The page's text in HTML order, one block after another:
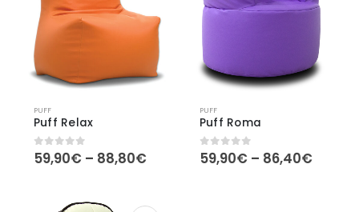
PUFF
Puff Relax
0out of 5
59,90€ – 88,80€Price
PUFF
Puff Roma
0out of 5
59,90€ – 86,40€Price